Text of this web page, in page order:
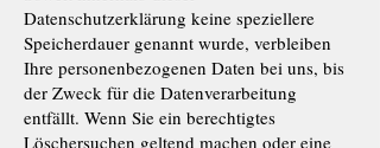
Datenschutzerklärung keine speziellere
Speicherdauer genannt wurde, verbleiben
Ihre personenbezogenen Daten bei uns, bis
der Zweck für die Datenverarbeitung
entfällt. Wenn Sie ein berechtigtes
Löschersuchen geltend machen oder eine